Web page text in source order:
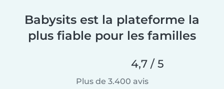
Babysits est la plateforme la
plus fiable pour les familles
4,7 / 5
Plus de 3.400 avis